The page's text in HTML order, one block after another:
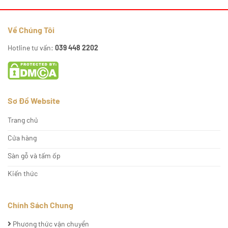
Về Chúng Tôi
Hotline tư vấn: 039 448 2202
Sơ Đồ Website
Trang chủ
Cửa hàng
Sàn gỗ và tấm ốp
Kiến thức
Chính Sách Chung
Phương thức vận chuyển